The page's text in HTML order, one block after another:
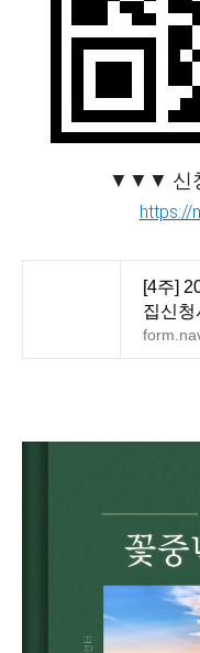
▼▼​▼ 신
https://
[4주]
집신청